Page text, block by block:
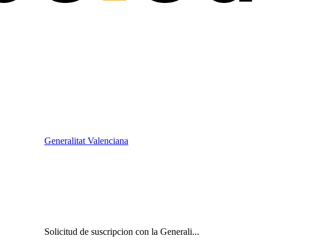
Generalitat Valenciana
Solicitud de suscripcion con la Generali...